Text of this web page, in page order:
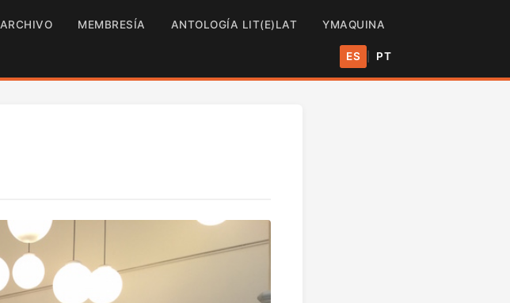
ARCHIVO MEMBRESÍA ANTOLOGÍA LIT(E)LAT YMAQUINA
ES PT